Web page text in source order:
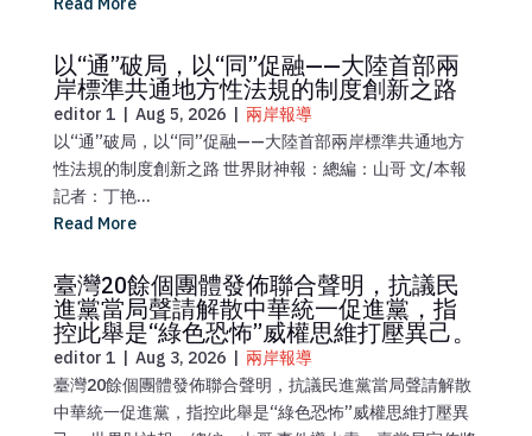
以“通”破局，以“同”促融——大陸首部兩
岸標準共通地方性法規的制度創新之路
editor 1 | Aug 5, 2026 | 兩岸報導
以“通”破局，以“同”促融——大陸首部兩岸標準共通地方
性法規的制度創新之路 世界財神報：總編：山哥 文/本報
記者：丁艳...
Read More
臺灣20餘個團體發佈聯合聲明，抗議民
進黨當局聲請解散中華統一促進黨，指
控此舉是“綠色恐怖”威權思維打壓異己。
editor 1 | Aug 3, 2026 | 兩岸報導
臺灣20餘個團體發佈聯合聲明，抗議民進黨當局聲請解散
中華統一促進黨，指控此舉是“綠色恐怖”威權思維打壓異